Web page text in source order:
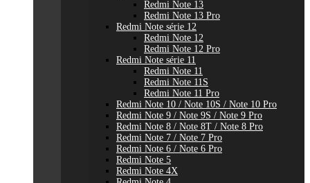
Redmi Note 13
Redmi Note 13 Pro
Redmi Note série 12
Redmi Note 12
Redmi Note 12 Pro
Redmi Note série 11
Redmi Note 11
Redmi Note 11S
Redmi Note 11 Pro
Redmi Note 10 / Note 10S / Note 10 Pro
Redmi Note 9 / Note 9S / Note 9 Pro
Redmi Note 8 / Note 8T / Note 8 Pro
Redmi Note 7 / Note 7 Pro
Redmi Note 6 / Note 6 Pro
Redmi Note 5
Redmi Note 4X